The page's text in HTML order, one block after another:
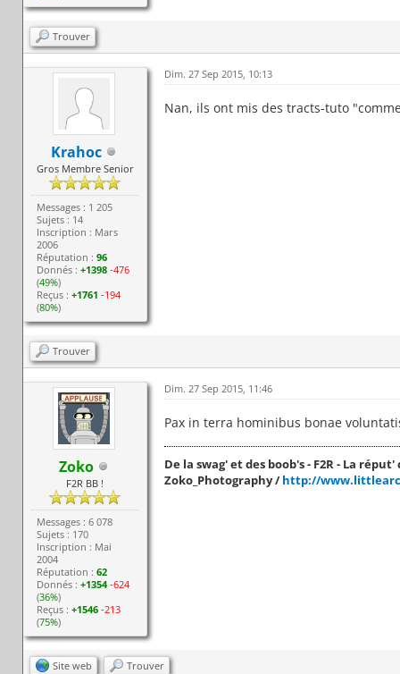
Trouver
Krahoc
Gros Membre Senior
Messages : 1 205
Sujets : 14
Inscription : Mars
2006
Réputation :96
Donnés :+1398 -476
(49%)
Reçus :+1761 -194
(80%)
Dim. 27 Sep 2015, 10:13
Nan, ils ont mis des tracts-tuto
Trouver
Zoko
F2R BB !
Messages : 6 078
Sujets : 170
Inscription : Mai
2004
Réputation :62
Donnés :+1354 -624
(36%)
Reçus :+1546 -213
(75%)
Dim. 27 Sep 2015, 11:46
Pax in terra hominibus bonae
De la swag' et des boob's - F2R - La réput'
Zoko_Photography /http://
Site web Trouver